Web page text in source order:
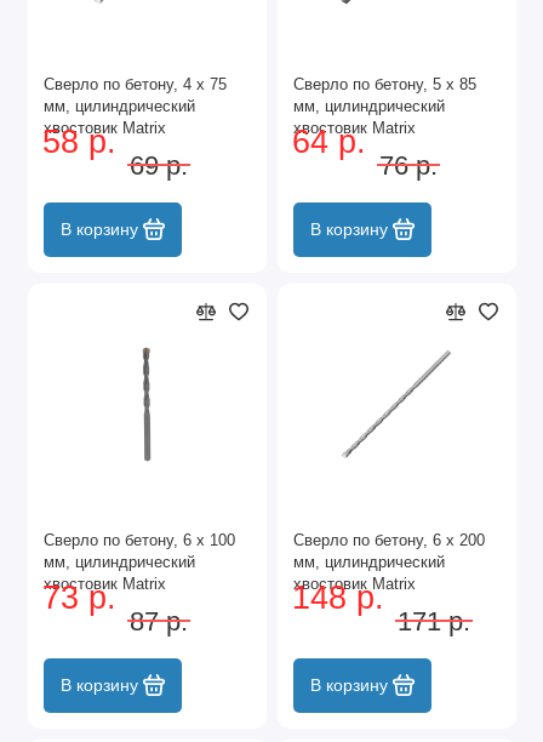
Сверло по бетону, 4 х 75
мм, цилиндрический
хвостовик Matrix
58 р.
69 р.
В корзину
Сверло по бетону, 5 х 85
мм, цилиндрический
хвостовик Matrix
64 р.
76 р.
В корзину
Сверло по бетону, 6 х 100
мм, цилиндрический
хвостовик Matrix
73 р.
87 р.
В корзину
Сверло по бетону, 6 х 200
мм, цилиндрический
хвостовик Matrix
148 р.
171 р.
В корзину